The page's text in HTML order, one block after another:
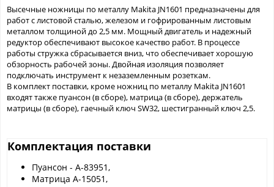
Высечные ножницы по металлу Makita JN1601 предназначены для
работ с листовой сталью, железом и гофрированным листовым
металлом толщиной до 2,5 мм. Мощный двигатель и надежный
редуктор обеспечивают высокое качество работ. В процессе
работы стружка сбрасывается вниз, что обеспечивает хорошую
обзорность рабочей зоны. Двойная изоляция позволяет
подключать инструмент к незаземленным розеткам.
В комплект поставки, кроме ножниц по металлу Makita JN1601
входят также пуансон (в сборе), матрица (в сборе), держатель
матрицы (в сборе), гаечный ключ SW32, шестигранный ключ 2,5.
Комплектация поставки
Пуансон - A-83951,
Матрица A-15051,